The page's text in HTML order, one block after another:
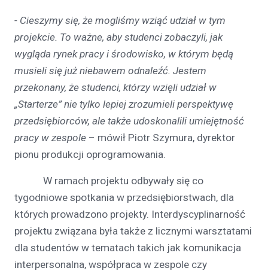
- Cieszymy się, że mogliśmy wziąć udział w tym
projekcie. To ważne, aby studenci zobaczyli, jak
wygląda rynek pracy i środowisko, w którym będą
musieli się już niebawem odnaleźć. Jestem
przekonany, że studenci, którzy wzięli udział w
„Starterze” nie tylko lepiej zrozumieli perspektywę
przedsiębiorców, ale także udoskonalili umiejętność
pracy w zespole – mówił Piotr Szymura, dyrektor
pionu produkcji oprogramowania.
W ramach projektu odbywały się co
tygodniowe spotkania w przedsiębiorstwach, dla
których prowadzono projekty. Interdyscyplinarność
projektu związana była także z licznymi warsztatami
dla studentów w tematach takich jak komunikacja
interpersonalna, współpraca w zespole czy